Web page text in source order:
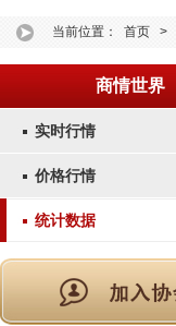
当前位置： 首页 >
商情世界
实时行情
价格行情
统计数据